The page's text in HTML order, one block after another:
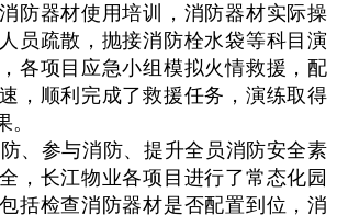
防器材使用培训，消防器材实际操
员疏散，抛接消防栓水袋等科目演
各项目应急小组模拟火情救援，配
，顺利完成了救援任务，演练取得
参与消防、提升全员消防安全素
，长江物业各项目进行了常态化园
括检查消防器材是否配置到位，消